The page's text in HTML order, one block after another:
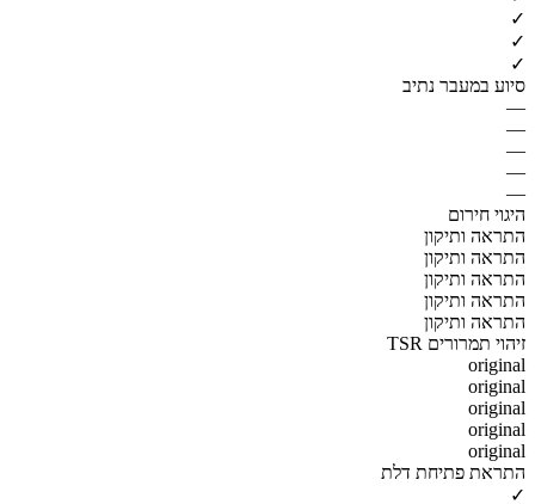
✓
✓
✓
סיוע במעבר נתיב
—
—
—
—
—
היגוי חירום
התראה ותיקון
התראה ותיקון
התראה ותיקון
התראה ותיקון
התראה ותיקון
זיהוי תמרורים TSR
original
original
original
original
original
התראת פתיחת דלת
✓